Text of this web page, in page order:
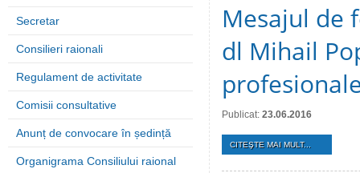
Secretar
Consilieri raionali
Regulament de activitate
Comisii consultative
Anunț de convocare în ședință
Organigrama Consiliului raional
Mesajul de
dl Mihail
Publicat: 23.06.2016
CITEŞTE MAI MULT...